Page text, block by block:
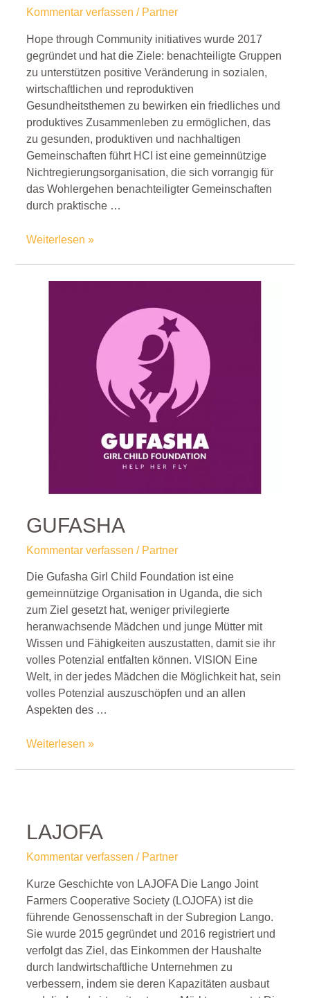
Kommentar verfassen / Partner
Hope through Community initiatives wurde 2017
gegründet und hat die Ziele: benachteiligte Gruppen
zu unterstützen positive Veränderung in sozialen,
wirtschaftlichen und reproduktiven
Gesundheitsthemen zu bewirken ein friedliches und
produktives Zusammenleben zu ermöglichen, das
zu gesunden, produktiven und nachhaltigen
Gemeinschaften führt HCI ist eine gemeinnützige
Nichtregierungsorganisation, die sich vorrangig für
das Wohlergehen benachteiligter Gemeinschaften
durch praktische …
Weiterlesen »
GUFASHA
Kommentar verfassen / Partner
Die Gufasha Girl Child Foundation ist eine
gemeinnützige Organisation in Uganda, die sich
zum Ziel gesetzt hat, weniger privilegierte
heranwachsende Mädchen und junge Mütter mit
Wissen und Fähigkeiten auszustatten, damit sie ihr
volles Potenzial entfalten können. VISION Eine
Welt, in der jedes Mädchen die Möglichkeit hat, sein
volles Potenzial auszuschöpfen und an allen
Aspekten des …
Weiterlesen »
LAJOFA
Kommentar verfassen / Partner
Kurze Geschichte von LAJOFA Die Lango Joint
Farmers Cooperative Society (LOJOFA) ist die
führende Genossenschaft in der Subregion Lango.
Sie wurde 2015 gegründet und 2016 registriert und
verfolgt das Ziel, das Einkommen der Haushalte
durch landwirtschaftliche Unternehmen zu
verbessern, indem sie deren Kapazitäten ausbaut